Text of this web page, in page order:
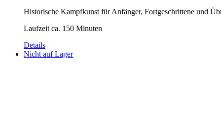
Historische Kampfkunst für Anfänger, Fortgeschrittene und
Laufzeit ca. 150 Minuten
Details
Nicht auf Lager